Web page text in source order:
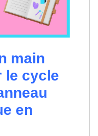
main
le cycle
en